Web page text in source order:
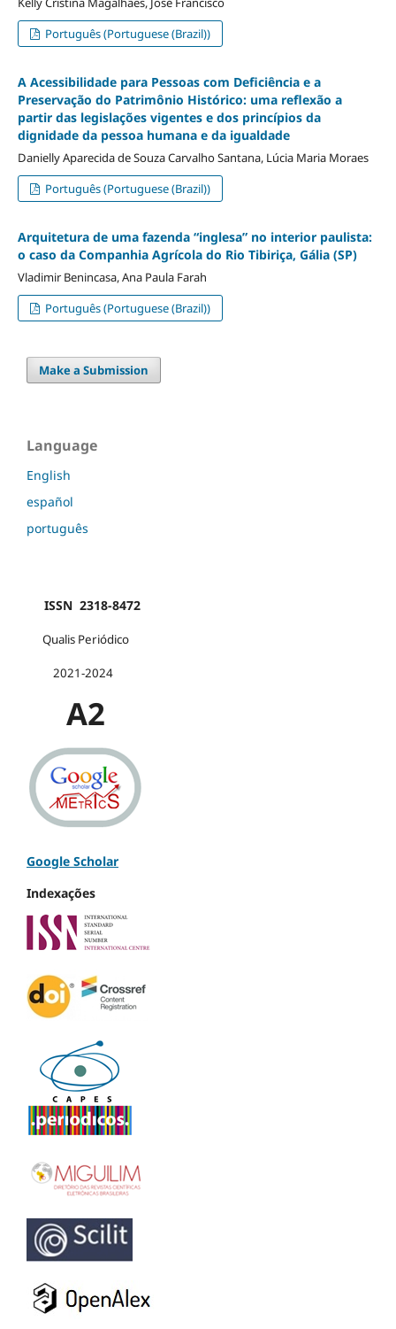
Português (Portuguese (Brazil))
A Acessibilidade para Pessoas com Deficiência e a
Preservação do Patrimônio Histórico: uma reflexão a
partir das legislações vigentes e dos princípios da
dignidade da pessoa humana e da igualdade
Danielly Aparecida de Souza Carvalho Santana, Lúcia Maria Moraes
Português (Portuguese (Brazil))
Arquitetura de uma fazenda “inglesa” no interior paulista:
o caso da Companhia Agrícola do Rio Tibiriça, Gália (SP)
Vladimir Benincasa, Ana Paula Farah
Português (Portuguese (Brazil))
Make a Submission
Language
English
español
português
ISSN 2318-8472
Qualis Periódico
2021-2024
A2
Google Scholar
Indexações